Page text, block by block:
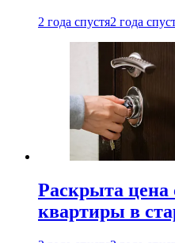
2 года спустя2 года
Раскрыта цена
квартиры в